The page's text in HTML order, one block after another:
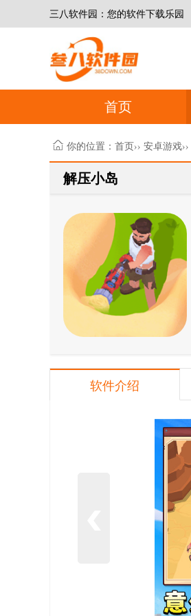
三八软件园：您的软件下载乐园
首页
你的位置： 首页›› 安卓游戏››
解压小岛
软件介绍